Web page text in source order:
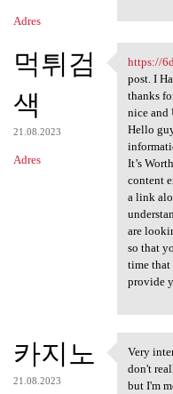
Adres
먹튀검
색
21.08.2023
Adres
https://
https://
post. I
thanks
nice and
Hello
It’s
content
a link
are
so that
time that
provide
카지노
21.08.2023
Very
Very
don't
but I'm